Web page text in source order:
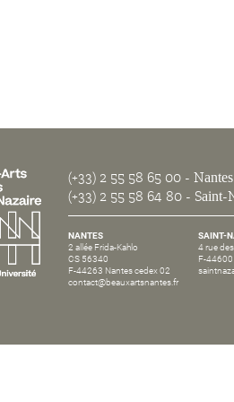
(+33) 2 55 58 65 00 - Nantes
(+33) 2 55 58 64 80 - Saint-
NANTES
2 allée Frida-Kahlo
CS 56340
F-44263 Nantes cedex 02
contact@beauxartsnantes.fr
SAINT-
4 rue
F-44600